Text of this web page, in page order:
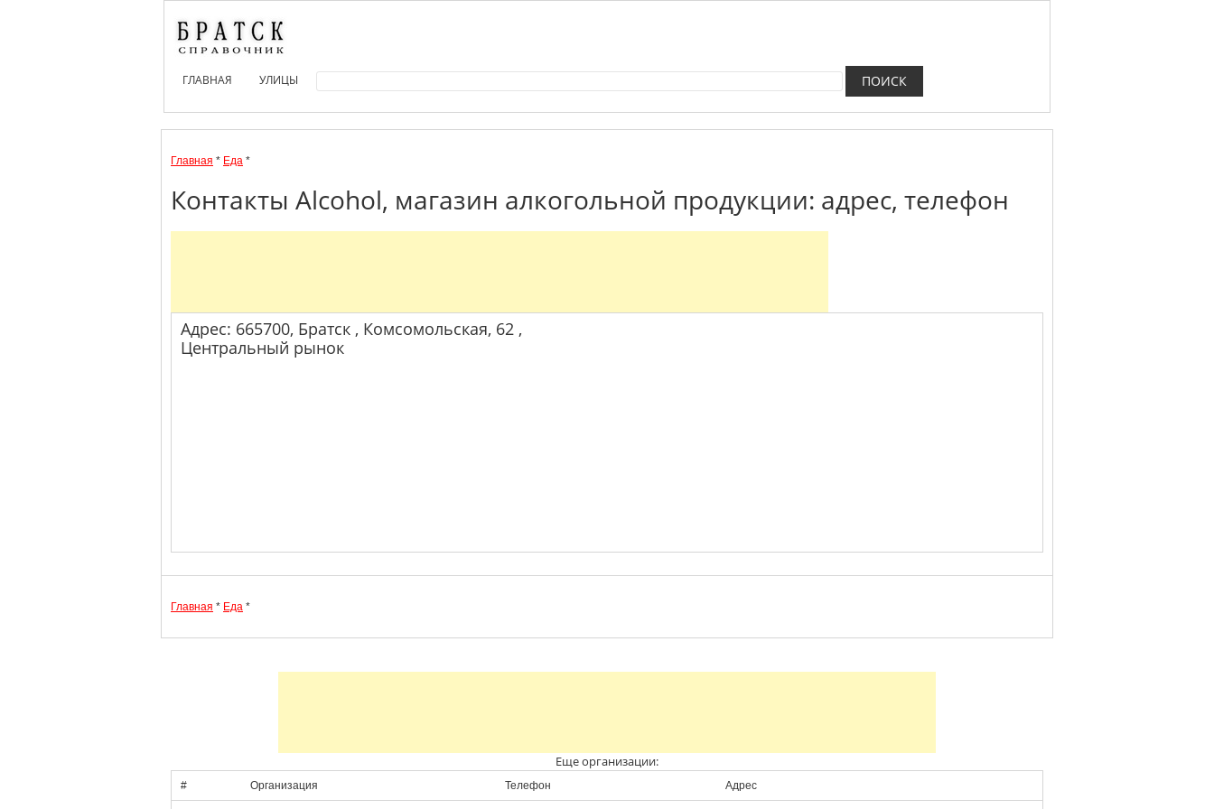
ГЛАВНАЯ УЛИЦЫ
Главная * Еда *
Контакты Alcohol, магазин алкогольной продукции: адрес, телефон
Адрес: 665700, Братск , Комсомольская, 62 ,
Центральный рынок
Главная * Еда *
Еще организации:
# Организация Телефон Адрес